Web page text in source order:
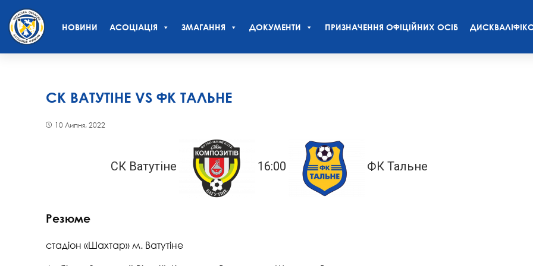
НОВИНИ АСОЦІАЦІЯ ЗМАГАННЯ ДОКУМЕНТИ ПРИЗНАЧЕННЯ ОФІЦІЙНИХ ОСІБ
СК ВАТУТІНЕ VS ФК ТАЛЬНЕ
10 Липня, 2022
СК Ватутіне 16:00 ФК Тальне
Резюме
стадіон «Шахтар» м. Ватутіне